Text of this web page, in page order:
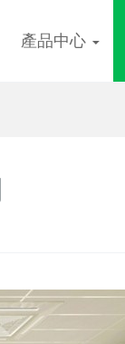
產品中心